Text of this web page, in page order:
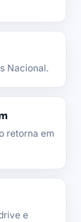
Nacional.
retorna em
e